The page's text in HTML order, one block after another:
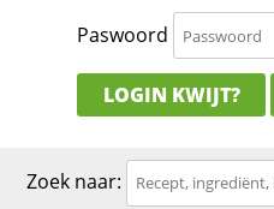
Paswoord
LOGIN KWIJT?
Zoek naar: